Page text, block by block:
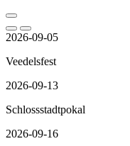
2026-09-05
Veedelsfest
2026-09-13
Schlossstadtpokal
2026-09-16